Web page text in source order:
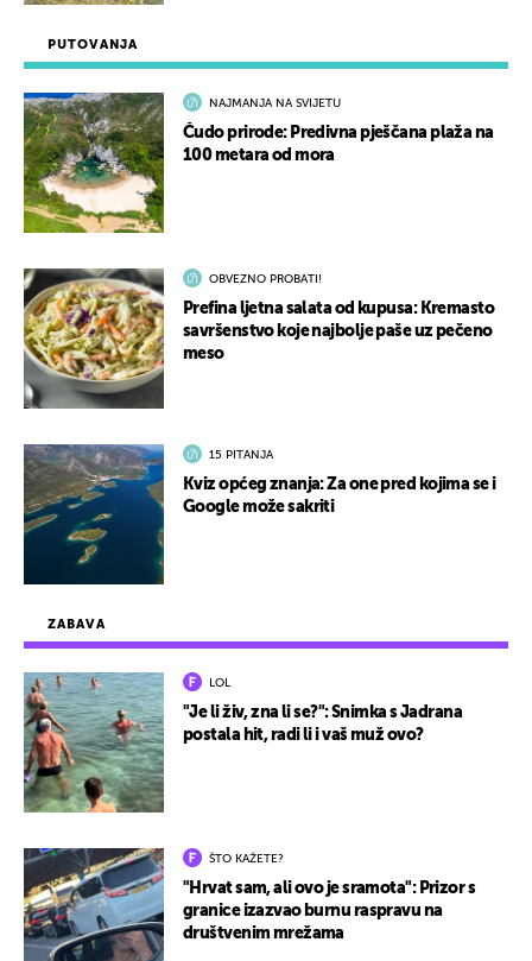
ZABAVA
LOL
"Je li živ, zna li se?": Snimka s Jadrana
postala hit, radi li i vaš muž ovo?
ŠTO KAŽETE?
"Hrvat sam, ali ovo je sramota": Prizor s
granice izazvao burnu raspravu na
društvenim mrežama
PUTOVANJA
NAJMANJA NA SVIJETU
Čudo prirode: Predivna pješčana plaža na
100 metara od mora
OBVEZNO PROBATI!
Prefina ljetna salata od kupusa: Kremasto
savršenstvo koje najbolje paše uz pečeno
meso
15 PITANJA
Kviz općeg znanja: Za one pred kojima se i
Google može sakriti